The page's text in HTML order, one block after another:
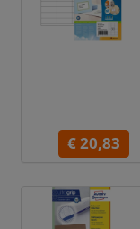
€ 20,83